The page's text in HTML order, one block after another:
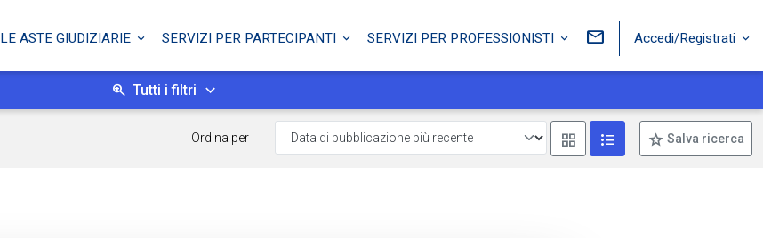
LE ASTE GIUDIZIARIE SERVIZI PER PARTECIPANTI SERVIZI PER PROFESSIONISTI Accedi/Registrati
Tutti i filtri
Ordina per Mostra come box
Mostra come lista
Salva ricerca